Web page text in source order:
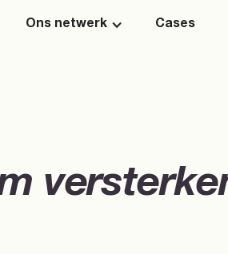
Ons netwerk Cases
CS